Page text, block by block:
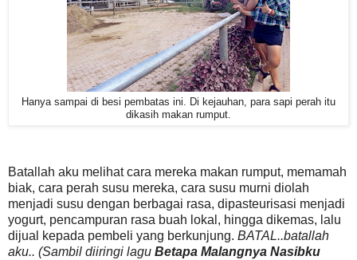
Hanya sampai di besi pembatas ini. Di kejauhan, para sapi perah itu
dikasih makan rumput.
Batallah aku melihat cara mereka makan rumput, memamah
biak, cara perah susu mereka, cara susu murni diolah
menjadi susu dengan berbagai rasa, dipasteurisasi menjadi
yogurt, pencampuran rasa buah lokal, hingga dikemas, lalu
dijual kepada pembeli yang berkunjung. BATAL..batallah
aku.. (Sambil diiringi lagu Betapa Malangnya Nasibku